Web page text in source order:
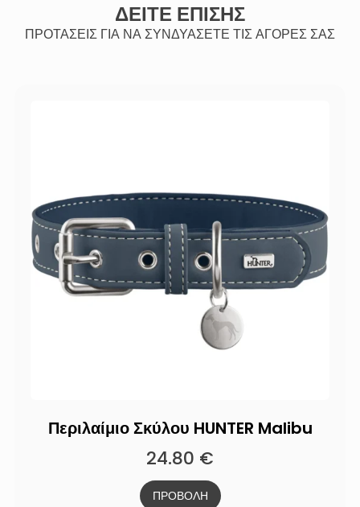
ΔΕΙΤΕ ΕΠΙΣΗΣ
ΠΡΟΤΑΣΕΙΣ ΓΙΑ ΝΑ ΣΥΝΔΥΑΣΕΤΕ ΤΙΣ ΑΓΟΡΕΣ ΣΑΣ
Περιλαίμιο Σκύλου HUNTER Malibu
24.80 €
ΠΡΟΒΟΛΗ